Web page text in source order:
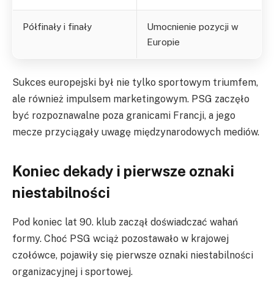
Półfinały i finały
Umocnienie pozycji w
Europie
Sukces europejski był nie tylko sportowym triumfem,
ale również impulsem marketingowym. PSG zaczęło
być rozpoznawalne poza granicami Francji, a jego
mecze przyciągały uwagę międzynarodowych mediów.
Koniec dekady i pierwsze oznaki
niestabilności
Pod koniec lat 90. klub zaczął doświadczać wahań
formy. Choć PSG wciąż pozostawało w krajowej
czołówce, pojawiły się pierwsze oznaki niestabilności
organizacyjnej i sportowej.